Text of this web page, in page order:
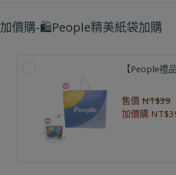
加價購-🛍️People精美紙袋加購
【People
售價NT$39
加價購